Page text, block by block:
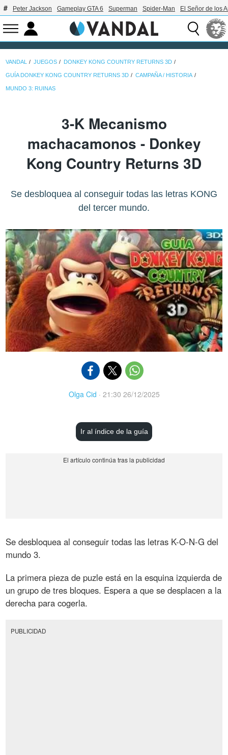
Peter Jackson Gameplay GTA 6 Superman Spider-Man El Señor de los
VANDAL JUEGOS DONKEY KONG COUNTRY RETURNS 3D
GUÍA DONKEY KONG COUNTRY RETURNS 3D CAMPAÑA / HISTORIA
MUNDO 3: RUINAS
3-K Mecanismo
machacamonos - Donkey
Kong Country Returns 3D
Se desbloquea al conseguir todas las letras KONG
del tercer mundo.
Olga Cid · 21:30 26/12/2025
Ir al índice de la guía
Se desbloquea al conseguir todas las letras K-O-N-G del
mundo 3.
La primera pieza de puzle está en la esquina izquierda de
un grupo de tres bloques. Espera a que se desplacen a la
derecha para cogerla.
PUBLICIDAD